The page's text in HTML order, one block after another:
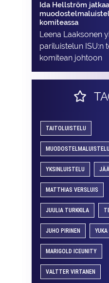
Ida Hellström jatkaa
komiteassa
Leena Laaksonen
pariluistelun ISU:n
komitean johtoon
TAITOLUISTELU
MUODOSTELMALUISTELU
YKSINLUISTELU
MATTHIAS VERSLUIS
JUULIA TURKKILA
JUHO PIRINEN
MARIGOLD ICEUNITY
VALTTER VIRTANEN